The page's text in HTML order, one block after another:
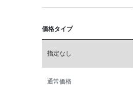
価格タイプ
指定なし
通常価格